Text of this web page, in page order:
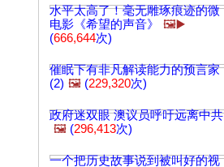
水平太高了！毫无雕琢痕迹的微
电影《希望的声音》
🖼️▶️
(666,644次)
催眠下有非凡解读能力的预言家
(2) 🖼️ (229,320次)
政府迷双眼 澳议员呼吁远离中共
🖼️ (296,413次)
一个把历史故事说到被叫好的视